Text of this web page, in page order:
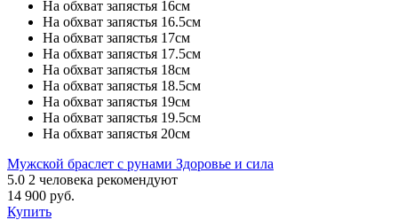
На обхват запястья 16см
На обхват запястья 16.5см
На обхват запястья 17см
На обхват запястья 17.5см
На обхват запястья 18см
На обхват запястья 18.5см
На обхват запястья 19см
На обхват запястья 19.5см
На обхват запястья 20см
Мужской браслет с рунами Здоровье и сила
5.0 2 человека рекомендуют
14 900 руб.
Купить